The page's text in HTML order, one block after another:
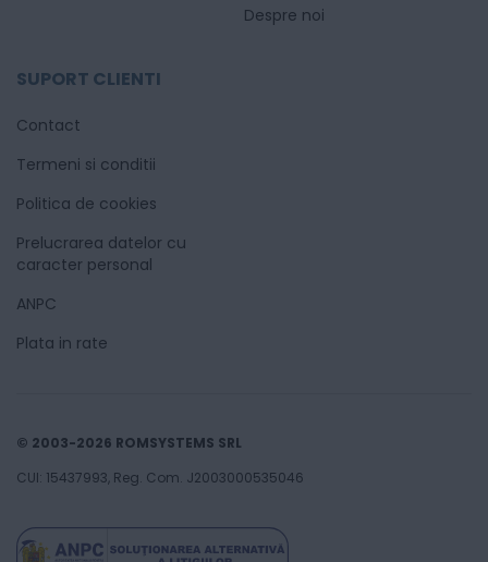
Despre noi
SUPORT CLIENTI
Contact
Termeni si conditii
Politica de cookies
Prelucrarea datelor cu
caracter personal
ANPC
Plata in rate
© 2003-2026 ROMSYSTEMS SRL
CUI: 15437993, Reg. Com. J2003000535046